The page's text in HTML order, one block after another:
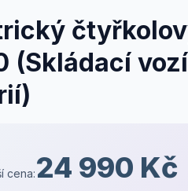
(Skládací
cena:24 990 Kč